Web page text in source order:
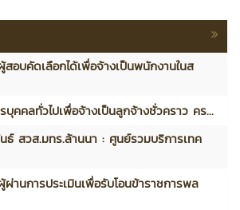
สอบคัดเลือกได้เพื่อจ้างเป็นพนักงานในส
บุคคลทั่วไปเพื่อจ้างเป็นลูกจ้างชั่วคราว คร...
ธ์ สวส.มทร.ล้านนา : ศูนย์รวมบริการเทค
ผ่านการประเมินเพื่อรับโอนข้าราชการพล